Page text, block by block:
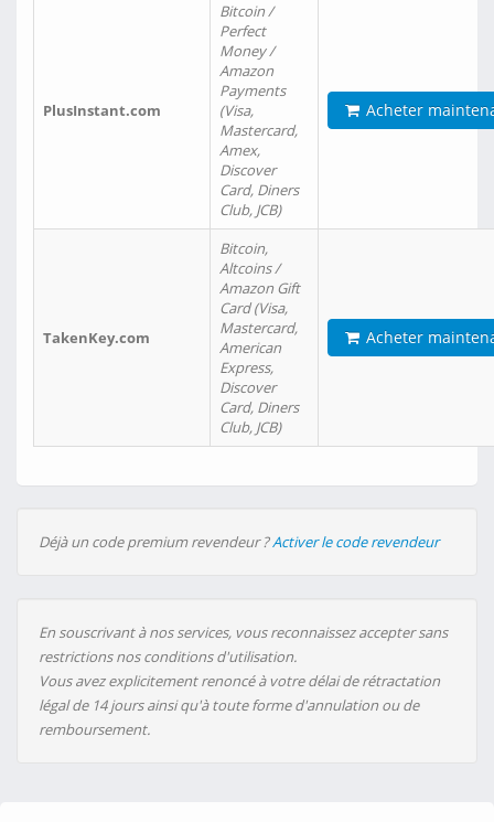
PlusInstant.com
Bitcoin /
Perfect
Money /
Amazon
Payments
(Visa,
Mastercard,
Amex,
Discover
Card, Diners
Club, JCB)
Acheter
TakenKey.com
Bitcoin,
Altcoins /
Amazon Gift
Card (Visa,
Mastercard,
American
Express,
Discover
Card, Diners
Club, JCB)
Acheter
Déjà un code premium revendeur ?Activer le code revendeur
En souscrivant à nos services, vous reconnaissez accepter sans
restrictions nos conditions d'utilisation.
Vous avez explicitement renoncé à votre délai de rétractation
légal de 14 jours ainsi qu'à toute forme d'annulation ou de
remboursement.